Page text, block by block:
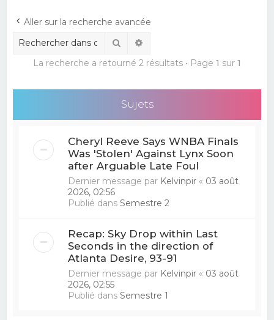
Aller sur la recherche avancée
Rechercher
La recherche a retourné 2 résultats • Page 1 sur 1
Sujets
Cheryl Reeve Says WNBA Finals
Was 'Stolen' Against Lynx Soon
after Arguable Late Foul
Dernier message par Kelvinpir « 03 août
2026, 02:56
Publié dansSemestre 2
Recap: Sky Drop within Last
Seconds in the direction of
Atlanta Desire, 93-91
Dernier message par Kelvinpir « 03 août
2026, 02:55
Publié dansSemestre 1